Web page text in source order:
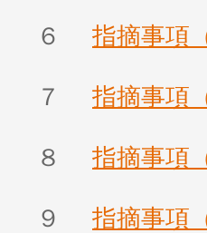
６ 指摘事項
７ 指摘事項
８ 指摘事項
９ 指摘事項